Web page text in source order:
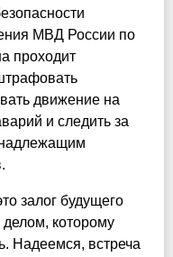
МВД России по
проходит
движение на
и следить за
залог будущего
делом, которому
Надеемся, встреча